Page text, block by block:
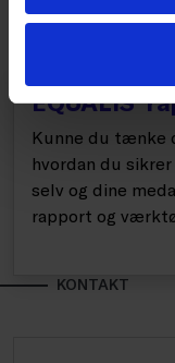
EQUALIS’
Kunne du tænke
hvordan du
selv og dine
rapport og
KONTAKT